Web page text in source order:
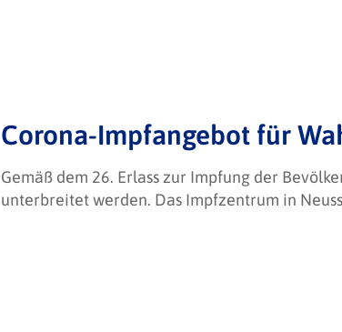
Corona-Impfangebot für
Gemäß dem 26. Erlass zur Impfung der
unterbreitet werden. Das Impfzentrum in